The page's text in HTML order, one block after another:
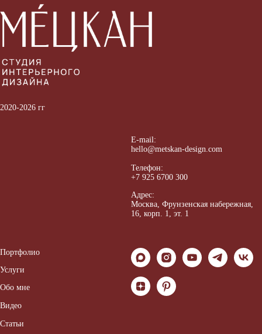
2020-2026 гг
E-mail:
hello@metskan-design.com
Телефон:
+7 925 6700 300
Адрес:
Москва, Фрунзенская набережная,
16, корп. 1, эт. 1
Портфолио
Услуги
Обо мне
Видео
Статьи